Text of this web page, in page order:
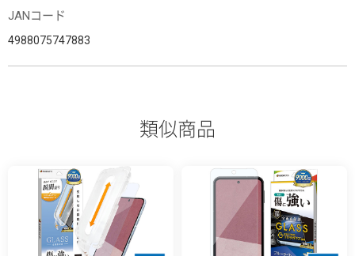
JANコード
4988075747883
類似商品